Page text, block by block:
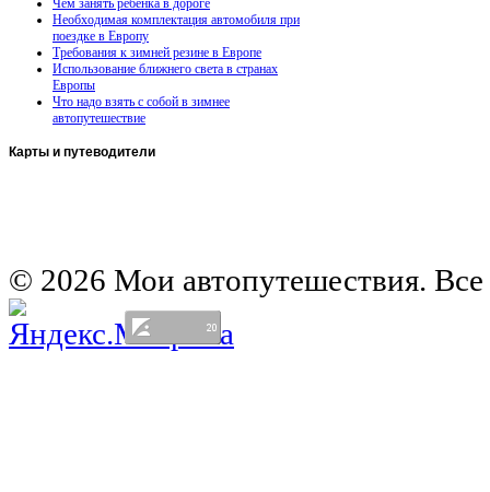
Чем занять ребенка в дороге
Необходимая комплектация автомобиля при
поездке в Европу
Требования к зимней резине в Европе
Использование ближнего света в странах
Европы
Что надо взять с собой в зимнее
автопутешествие
Карты и путеводители
© 2026 Мои автопутешествия.